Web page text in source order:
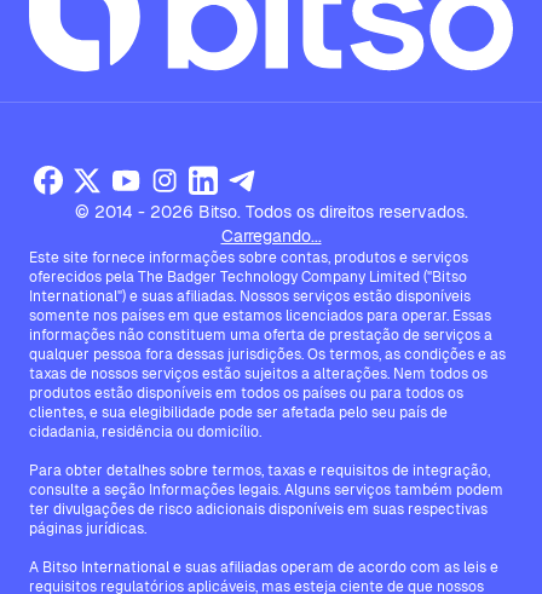
© 2014 - 2026 Bitso. Todos os direitos reservados.
Carregando...
Este site fornece informações sobre contas, produtos e serviços
oferecidos pela The Badger Technology Company Limited ("Bitso
International") e suas afiliadas. Nossos serviços estão disponíveis
somente nos países em que estamos licenciados para operar. Essas
informações não constituem uma oferta de prestação de serviços a
qualquer pessoa fora dessas jurisdições. Os termos, as condições e as
taxas de nossos serviços estão sujeitos a alterações. Nem todos os
produtos estão disponíveis em todos os países ou para todos os
clientes, e sua elegibilidade pode ser afetada pelo seu país de
cidadania, residência ou domicílio.
Para obter detalhes sobre termos, taxas e requisitos de integração,
consulte a seção Informações legais. Alguns serviços também podem
ter divulgações de risco adicionais disponíveis em suas respectivas
páginas jurídicas.
A Bitso International e suas afiliadas operam de acordo com as leis e
requisitos regulatórios aplicáveis, mas esteja ciente de que nossos